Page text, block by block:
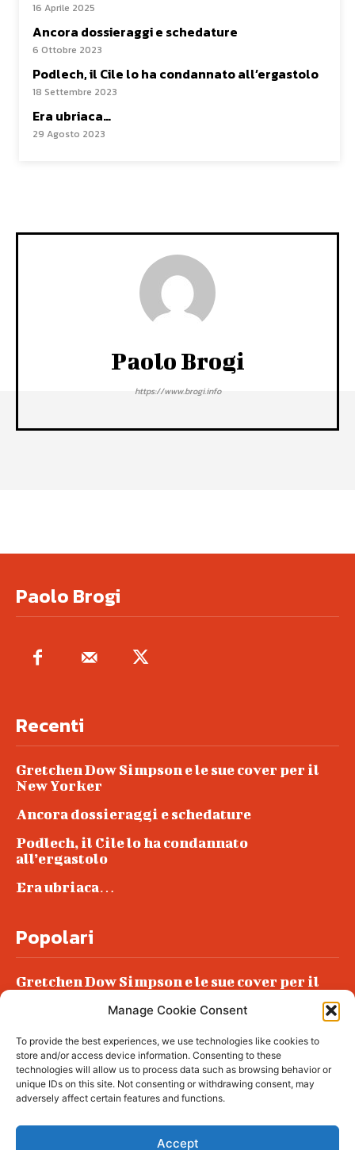
Manage Cookie Consent
To provide the best experiences, we use technologies like cookies to
store and/or access device information. Consenting to these
technologies will allow us to process data such as browsing behavior or
unique IDs on this site. Not consenting or withdrawing consent, may
adversely affect certain features and functions.
Accept
16 Aprile 2025
Ancora dossieraggi e schedature
6 Ottobre 2023
Podlech, il Cile lo ha condannato all’ergastolo
18 Settembre 2023
Era ubriaca…
29 Agosto 2023
Paolo Brogi
https://www.brogi.info
Paolo Brogi
Recenti
Gretchen Dow Simpson e le sue cover per il
New Yorker
Ancora dossieraggi e schedature
Podlech, il Cile lo ha condannato
all’ergastolo
Era ubriaca…
Popolari
Gretchen Dow Simpson e le sue cover per il
Podlech, il Cile lo ha condannato
all’ergastolo
Era ubriaca…